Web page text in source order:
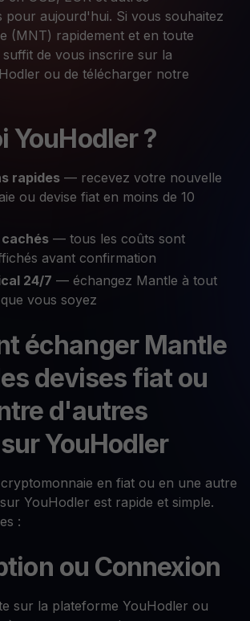
pour aujourd'hui. Si vous souhaitez
(MNT) rapidement et en toute
de vous inscrire sur la
ou de télécharger notre
YouHodler ?
rapides — recevez votre nouvelle
ou devise fiat en moins de 10
— tous les coûts sont
avant confirmation
24/7 — échangez Mantle à tout
vous soyez
échanger Mantle
devises fiat ou
d'autres
YouHodler
en fiat ou en une autre
YouHodler est rapide et simple.
:
ou Connexion
sur la plateforme YouHodler ou